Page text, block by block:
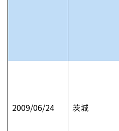
2009/06/24 茨城